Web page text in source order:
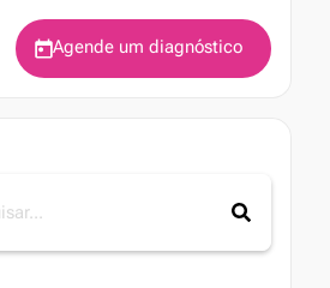
Agende um diagnóstico